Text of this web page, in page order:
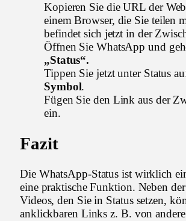
Kopieren Sie die URL der
einem Browser, die Sie teilen
befindet sich jetzt in der
Öffnen Sie WhatsApp und
„Status“.
Tippen Sie jetzt unter Status
Symbol.
Fügen Sie den Link aus der
ein.
Fazit
Die WhatsApp-Status ist wirklich
eine praktische Funktion. Neben
Videos, den Sie in Status setzen,
anklickbaren Links z. B. von